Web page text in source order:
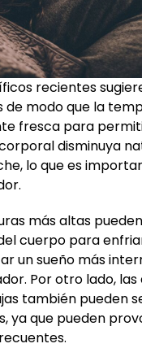
recientes
de modo que la
fresca para
disminuya
lo que es
más altas
cuerpo para
un sueño más
Por otro lado, las
también pueden
ya que pueden